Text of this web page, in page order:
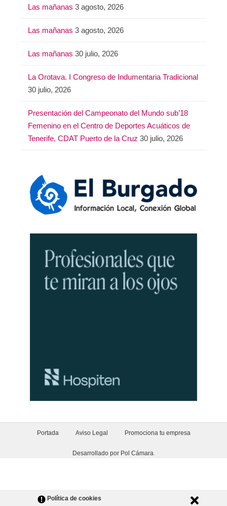
Política de cookies
Las mañanas 3 agosto, 2026
Las mañanas 3 agosto, 2026
Las mañanas 30 julio, 2026
La Orotava. I Congreso de Indumentaria Tradicional
30 julio, 2026
Presentación del Campeonato del Mundo sub’18
Femenino en el Centro de Deportes Acuáticos de
Tenerife, CDAT Puerto de la Cruz 30 julio, 2026
Portada Aviso Legal Promociona tu empresa
Desarrollado por Pol Cámara.